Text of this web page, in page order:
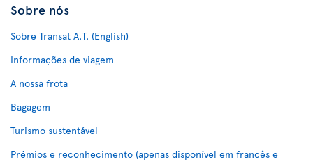
Sobre nós
Sobre Transat A.T. (English)
Informações de viagem
A nossa frota
Bagagem
Turismo sustentável
Prémios e reconhecimento (apenas disponível em francês e